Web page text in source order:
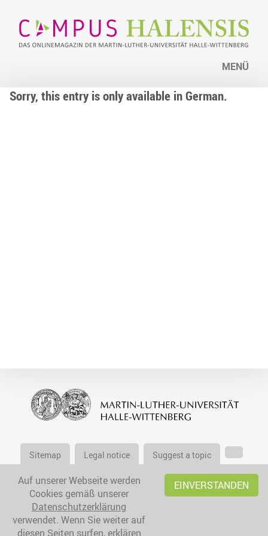
MENÜ
Sorry, this entry is only available in German.
Sitemap Legal notice Suggest a topic
Auf unserer Webseite werden
Cookies gemäß unserer
Datenschutzerklärung
verwendet. Wenn Sie weiter auf
diesen Seiten surfen, erklären
EINVERSTANDEN